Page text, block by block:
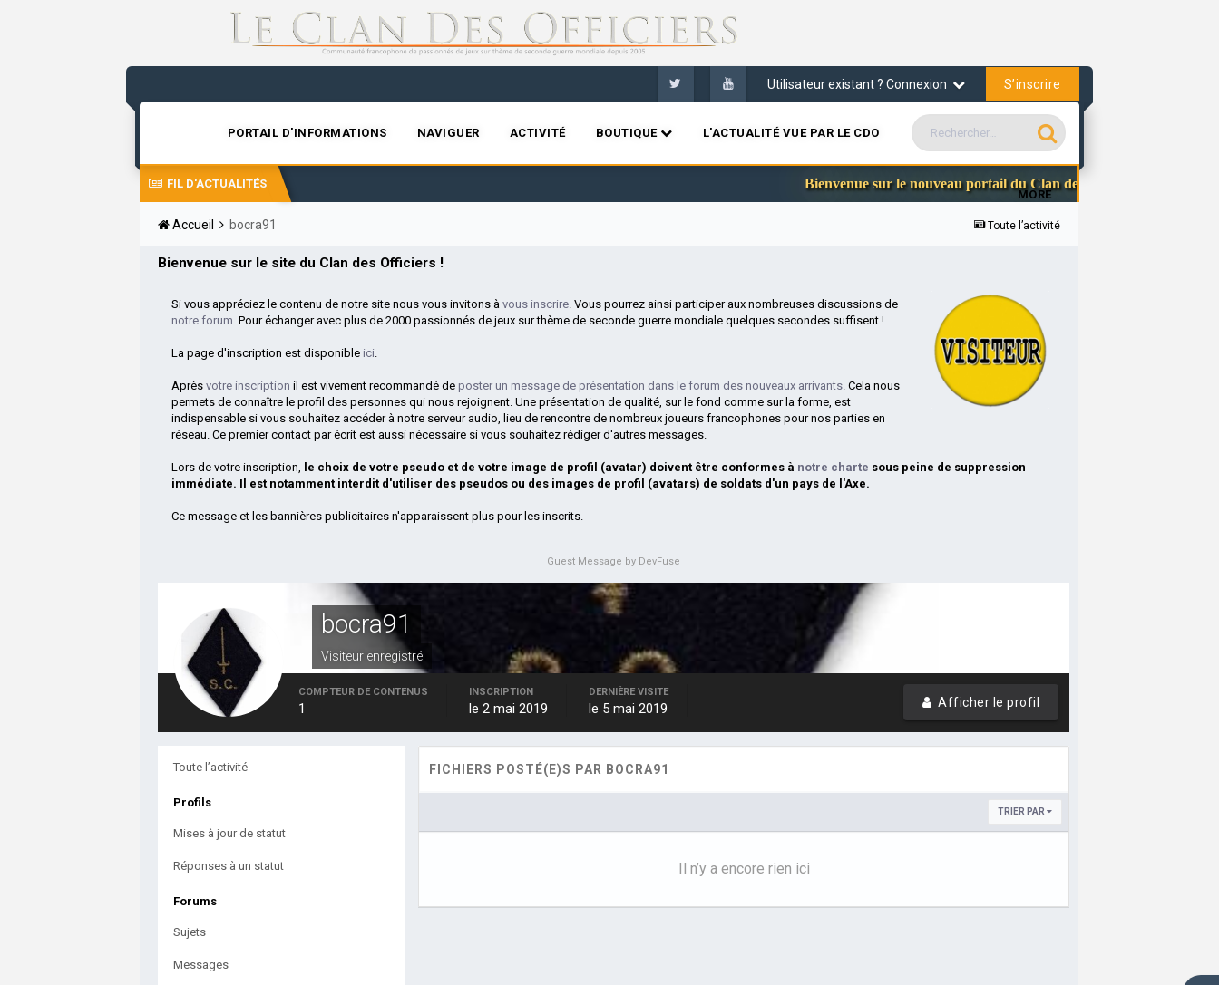
Utilisateur existant ? Connexion S’inscrire
PORTAIL D'INFORMATIONS NAVIGUER ACTIVITÉ BOUTIQUE L'ACTUALITÉ VUE PAR LE CDO
MORE
FIL D'ACTUALITÉS Bienvenue sur le nouveau portail du Clan des Officiers
Toute l’activité
Accueil bocra91
Bienvenue sur le site du Clan des Officiers !
Si vous appréciez le contenu de notre site nous vous invitons àvous inscrire . Vous pourrez ainsi participer aux nombreuses discussions de
notre forum . Pour échanger avec plus de 2000 passionnés de jeux sur thème de seconde guerre mondiale quelques secondes suffisent !
La page d'inscription est disponible ici
Aprèsvotre inscription il est vivement recommandé de poster un message de présentation dans le forum des nouveaux arrivants . Cela nous
permets de connaître le profil des personnes qui nous rejoignent. Une présentation de qualité, sur le fond comme sur la forme, est
indispensable si vous souhaitez accéder à notre serveur audio, lieu de rencontre de nombreux joueurs francophones pour nos parties en
réseau. Ce premier contact par écrit est aussi nécessaire si vous souhaitez rédiger d'autres messages.
Lors de votre inscription, le choix de votre pseudo et de votre image de profil (avatar) doivent être conformes à notre charte sous peine de suppression
immédiate. Il est notamment interdit d'utiliser des pseudos ou des images de profil (avatars) de soldats d'un pays de l'Axe.
Ce message et les bannières publicitaires n'apparaissent plus pour les inscrits.
Guest Message by DevFuse
bocra91
Visiteur enregistré
Afficher le profil
COMPTEUR DE CONTENUS
1
INSCRIPTION
le 2 mai 2019
DERNIÈRE VISITE
le 5 mai 2019
Toute l’activité
Profils
Mises à jour de statut
Réponses à un statut
Forums
Sujets
Messages
FICHIERS POSTÉ(E)S PAR BOCRA91
TRIER PAR
Il n’y a encore rien ici